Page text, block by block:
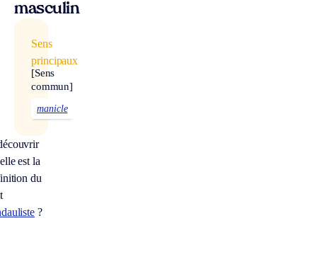
masculin
Sens
principaux
[Sens
commun]
manicle
est la
du
?